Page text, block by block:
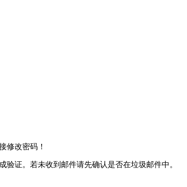
修改密码！
证。若未收到邮件请先确认是否在垃圾邮件中。